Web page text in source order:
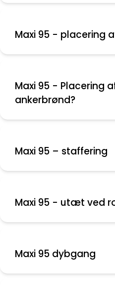
Maxi 95 - placering
Maxi 95 - Placering
ankerbrønd?
Maxi 95 – staffering
Maxi 95 - utæt ved
Maxi 95 dybgang